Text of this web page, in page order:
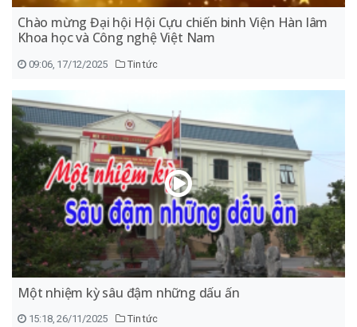
Chào mừng Đại hội Hội Cựu chiến binh Viện Hàn lâm
Khoa học và Công nghệ Việt Nam
09:06, 17/12/2025 Tin tức
Một nhiệm kỳ sâu đậm những dấu ấn
15:18, 26/11/2025 Tin tức